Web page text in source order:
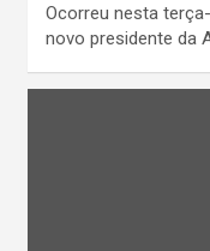
Ocorreu nesta
novo presidente da